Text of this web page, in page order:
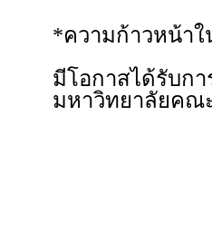
*ความก้าวหน้าใ
มีโอกาสได้รับก
มหาวิทยาลัยคณ